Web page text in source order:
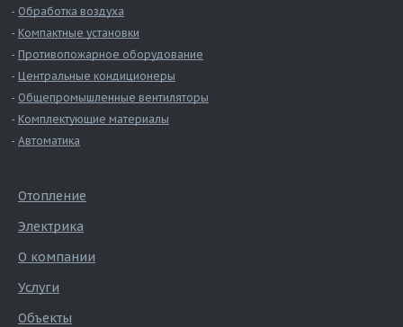
Обработка воздуха
Компактные установки
Противопожарное оборудование
Центральные кондиционеры
Общепромышленные вентиляторы
Комплектующие материалы
Автоматика
Отопление
Электрика
О компании
Услуги
Объекты